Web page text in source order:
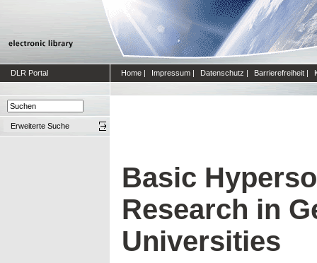
DLR Portal Home | Impressum | Datenschutz | Barrierefreiheit |
Erweiterte Suche
Basic
Research in
Universities